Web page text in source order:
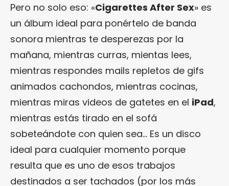
Pero no solo eso: «Cigarettes After Sex» es
un álbum ideal para ponértelo de banda
sonora mientras te desperezas por la
mañana, mientras curras, mientas lees,
mientras respondes mails repletos de gifs
animados cachondos, mientras cocinas,
mientras miras videos de gatetes en el iPad,
mientras estás tirado en el sofá
sobeteándote con quien sea… Es un disco
ideal para cualquier momento porque
resulta que es uno de esos trabajos
destinados a ser tachados (por los más